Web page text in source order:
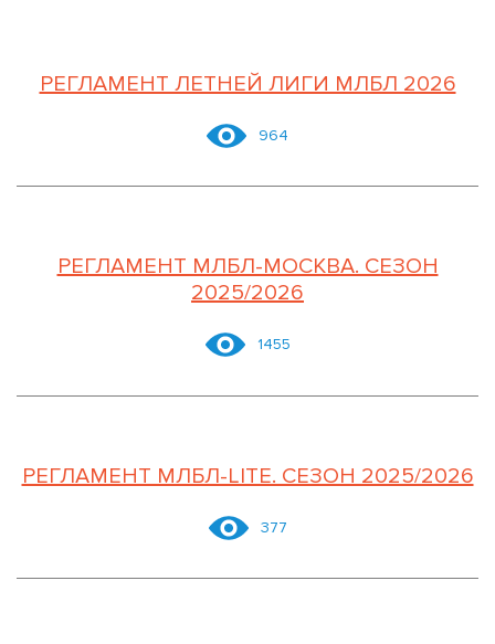
РЕГЛАМЕНТ ЛЕТНЕЙ ЛИГИ МЛБЛ 2026
964
РЕГЛАМЕНТ МЛБЛ-МОСКВА. СЕЗОН
2025/2026
1455
РЕГЛАМЕНТ МЛБЛ-LITE. СЕЗОН 2025/2026
377